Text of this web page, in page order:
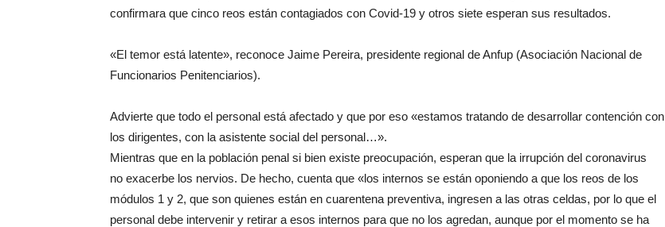
confirmara que cinco reos están contagiados con Covid-19 y otros siete esperan sus resultados.
«El temor está latente», reconoce Jaime Pereira, presidente regional de Anfup (Asociación Nacional de
Funcionarios Penitenciarios).
Advierte que todo el personal está afectado y que por eso «estamos tratando de desarrollar contención con
los dirigentes, con la asistente social del personal…».
Mientras que en la población penal si bien existe preocupación, esperan que la irrupción del coronavirus
no exacerbe los nervios. De hecho, cuenta que «los internos se están oponiendo a que los reos de los
módulos 1 y 2, que son quienes están en cuarentena preventiva, ingresen a las otras celdas, por lo que el
personal debe intervenir y retirar a esos internos para que no los agredan, aunque por el momento se ha